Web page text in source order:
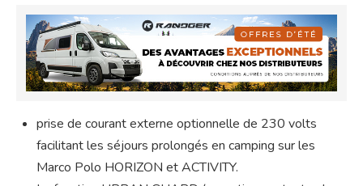
prise de courant externe optionnelle de 230 volts
facilitant les séjours prolongés en camping sur les
Marco Polo HORIZON et ACTIVITY.